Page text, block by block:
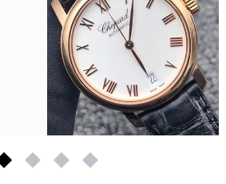
1 2 3 4